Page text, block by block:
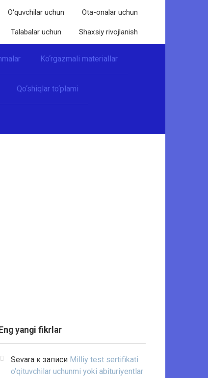
O‘quvchilar uchun Ota-onalar uchun
Talabalar uchun Shaxsiy rivojlanish
Ko‘rgazmali materiallar
Qo‘shiqlar to‘plami
Eng yangi fikrlar
Sevara к записи Milliy test sertifikati
o‘qituvchilar uchunmi yoki abituriyentlar